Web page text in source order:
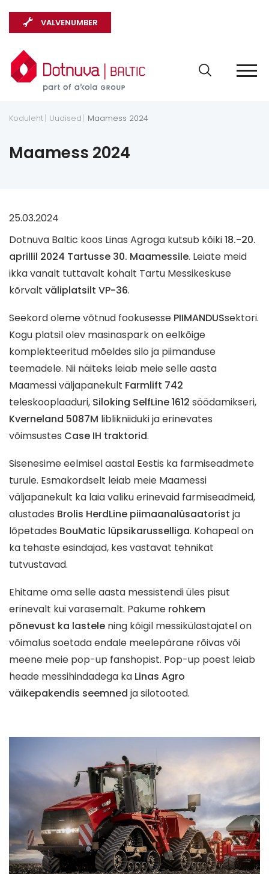
VALVENUMBER
Koduleht Uudised Maamess 2024
Maamess 2024
25.03.2024
Dotnuva Baltic koos Linas Agroga kutsub kõiki18.-20.
aprillil 2024 Tartusse 30. Maamessile. Leiate meid
ikka vanalt tuttavalt kohalt Tartu Messikeskuse
kõrvalt väliplatsilt VP-36.
Seekord oleme võtnud fookusesse PIIMANDUSsektori.
Kogu platsil olev masinaspark on eelkõige
komplekteeritud mõeldes silo ja piimanduse
teemadele. Nii näiteks leiab meie selle aasta
Maamessi väljapanekult Farmlift 742
teleskooplaaduri, Siloking SelfLine 1612 söödamikseri,
Kverneland 5087M liblikniiduki ja erinevates
võimsustes Case IH traktorid.
Sisenesime eelmisel aastal Eestis ka farmiseadmete
turule. Esmakordselt leiab meie Maamessi
väljapanekult ka laia valiku erinevaid farmiseadmeid,
alustades Brolis HerdLine piimaanalüsaatorist ja
lõpetades BouMatic lüpsikarusselliga. Kohapeal on
ka tehaste esindajad, kes vastavat tehnikat
tutvustavad.
Ehitame oma selle aasta messistendi üles pisut
erinevalt kui varasemalt. Pakume rohkem
põnevust ka lastele ning kõigil messikülastajatel on
võimalus soetada endale meelepärane rõivas või
meene meie pop-up fanshopist. Pop-up poest leiab
heade messihindadega ka Linas Agro
väikepakendis seemned ja silotooted.